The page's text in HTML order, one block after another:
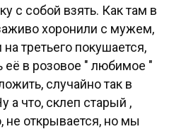
с собой взять. Как там в
хоронили с мужем,
на третьего покушается,
её в розовое " любимое "
случайно так в
а что, склеп старый ,
не открывается, но мы